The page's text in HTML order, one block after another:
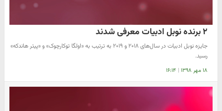
۲ برنده نوبل ادبیات معرفی شدند
​جایزه نوبل ادبیات در سال‌های ۲۰۱۸ و ۲۰۱۹ به ترتیب به «اولگا توکارچوک» و «پیتر هاندکه»
رسید.
۱۸ مهر ۱۳۹۸ | ۱۶:۱۴